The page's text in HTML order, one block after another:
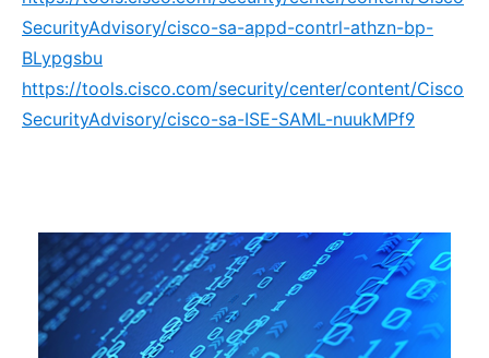
SecurityAdvisory/cisco-sa-appd-contrl-athzn-bp-
BLypgsbu
https://tools.cisco.com/security/center/content/Cisco
SecurityAdvisory/cisco-sa-ISE-SAML-nuukMPf9